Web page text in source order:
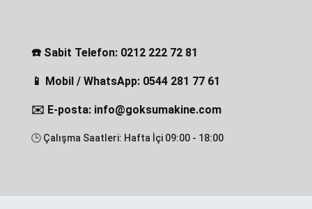
☎️ Sabit Telefon: 0212 222 72 81
📱 Mobil / WhatsApp: 0544 281 77 61
✉️ E-posta: info@goksumakine.com
🕒 Çalışma Saatleri: Hafta İçi 09:00 - 18:00